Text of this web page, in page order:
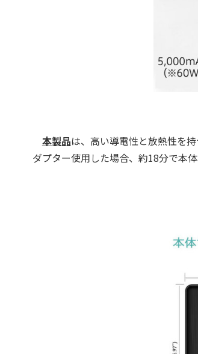
本製品は、高い導電性と放熱性を
ダプター使用した場合、約18分で本体